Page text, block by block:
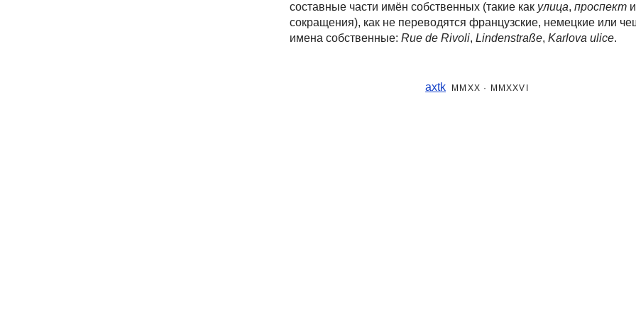
составные части имён собственных (такие как улица, проспект
сокращения), как не переводятся французские, немецкие или
имена собственные: Rue de Rivoli, Lindenstraße, Karlova ulice.
axtk MMXX · MMXXVI